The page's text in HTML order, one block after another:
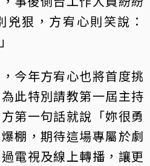
狠，方宥心則笑說：
今年方宥心也將首度挑
此特別請教第一屆主持
第一句話就說「妳很勇
棚，期待這場專屬於劇
電視及線上轉播，讓更